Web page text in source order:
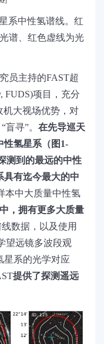
系中性氢谱线。红
谱、红色虚线为光
员主持的FAST超
FUDS)项目，充分
机大视场优势，对
寻”。 在先导巡天
性氢星系（图1-
测到的最远的中性
具有迄今最大的中
本中大质量中性氢
，拥有更多大质量
数据，以及使用
望远镜多波段观
星系的光学对应
提供了探测遥远